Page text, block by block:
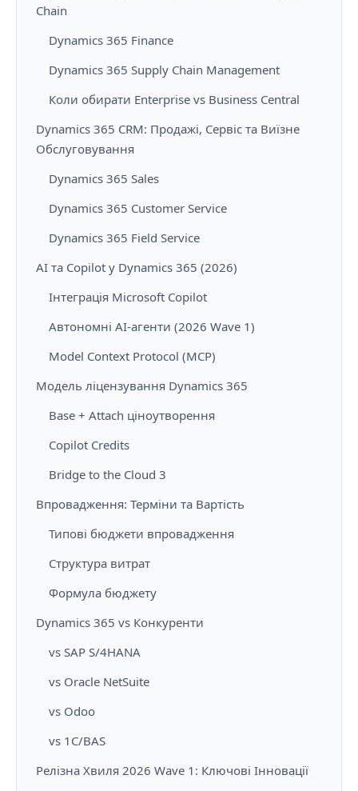
Chain
Dynamics 365 Finance
Dynamics 365 Supply Chain Management
Коли обирати Enterprise vs Business Central
Dynamics 365 CRM: Продажі, Сервіс та Виїзне
Обслуговування
Dynamics 365 Sales
Dynamics 365 Customer Service
Dynamics 365 Field Service
AI та Copilot у Dynamics 365 (2026)
Інтеграція Microsoft Copilot
Автономні AI-агенти (2026 Wave 1)
Model Context Protocol (MCP)
Модель ліцензування Dynamics 365
Base + Attach ціноутворення
Copilot Credits
Bridge to the Cloud 3
Впровадження: Терміни та Вартість
Типові бюджети впровадження
Структура витрат
Формула бюджету
Dynamics 365 vs Конкуренти
vs SAP S/4HANA
vs Oracle NetSuite
vs Odoo
vs 1С/BAS
Релізна Хвиля 2026 Wave 1: Ключові Інновації